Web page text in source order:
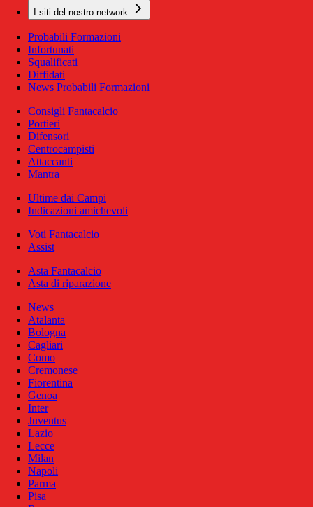
I siti del nostro network
Probabili Formazioni
Infortunati
Squalificati
Diffidati
News Probabili Formazioni
Consigli Fantacalcio
Portieri
Difensori
Centrocampisti
Attaccanti
Mantra
Ultime dai Campi
Indicazioni amichevoli
Voti Fantacalcio
Assist
Asta Fantacalcio
Asta di riparazione
News
Atalanta
Bologna
Cagliari
Como
Cremonese
Fiorentina
Genoa
Inter
Juventus
Lazio
Lecce
Milan
Napoli
Parma
Pisa